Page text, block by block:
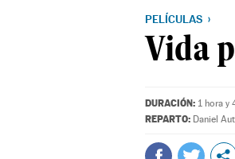
PELÍCULAS
Vida
DURACIÓN: 1 hora y
REPARTO: Daniel